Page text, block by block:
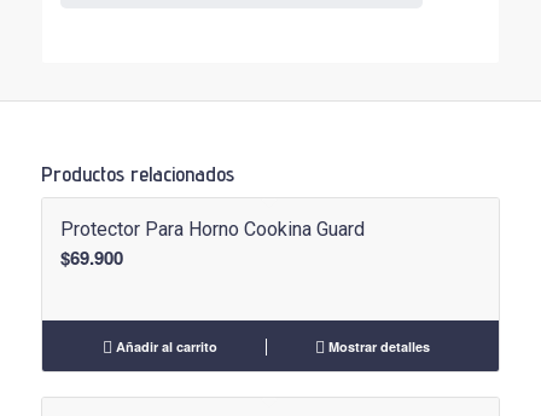
Productos relacionados
Protector Para Horno Cookina Guard
$69.900
Añadir al carrito Mostrar detalles